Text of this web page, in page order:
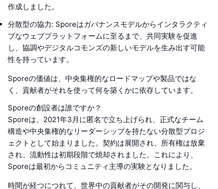
作成しました。
分散型の協力: Sporeはガバナンスモデルからインタラクティ
ブなウェブプラットフォームに至るまで、共同実験を促進
し、協調やデジタルコモンズの新しいモデルを生み出す可能
性を持っています。
Sporeの価値は、中央集権的なロードマップや製品ではな
く、貢献者がそれを使って何を築くかに依存しています。
Sporeの創設者は誰ですか？
Sporeは、2021年3月に匿名で立ち上げられ、正式なチーム
構造や中央集権的なリーダーシップを持たない分散型プロジ
ェクトとして始まりました。契約は展開され、所有権は放棄
され、流動性は初期段階で焼却されました。これにより、
Sporeは最初からコミュニティ主導の実験となりました。
時間が経つにつれて、世界中の貢献者がその開発に関与し、